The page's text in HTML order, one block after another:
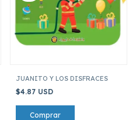
JUANITO Y LOS DISFRACES
$4.87 USD